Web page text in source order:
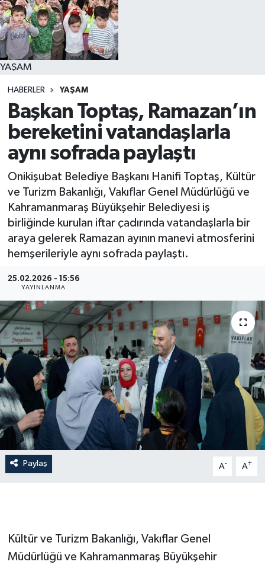
YAŞAM
HABERLER YAŞAM
Başkan Toptaş, Ramazan’ın
bereketini vatandaşlarla
aynı sofrada paylaştı
Onikişubat Belediye Başkanı Hanifi Toptaş, Kültür
ve Turizm Bakanlığı, Vakıflar Genel Müdürlüğü ve
Kahramanmaraş Büyükşehir Belediyesi iş
birliğinde kurulan iftar çadırında vatandaşlarla bir
araya gelerek Ramazan ayının manevi atmosferini
hemşerileriyle aynı sofrada paylaştı.
25.02.2026 - 15:56
YAYINLANMA
Paylaş A- A+
Kültür ve Turizm Bakanlığı, Vakıflar Genel
Müdürlüğü ve Kahramanmaraş Büyükşehir
YAŞAM